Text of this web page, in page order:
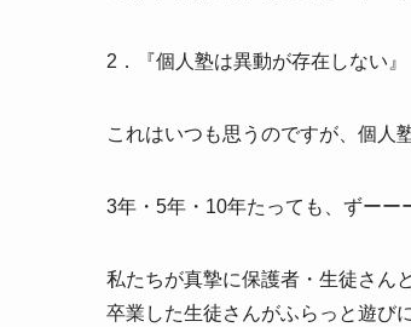
2．『個人塾は異動が存在しない』
これはいつも思うのですが、個人
3年・5年・10年たっても、ずーー
私たちが真摯に保護者・生徒さん
卒業した生徒さんがふらっと遊び